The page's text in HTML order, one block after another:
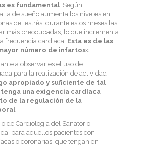
es fundamental . Según
de sueño aumenta los niveles en
del estrés: durante estos meses las
más preocupadas, lo que incrementa
frecuencia cardiaca. Esta es de las
número de infartos«.
a observar es el uso de
para la realización de actividad
apropiado y suficiente de tal
una exigencia cardíaca
de la regulación de la
de Cardiología del Sanatorio
para aquellos pacientes con
o coronarias, que tengan en